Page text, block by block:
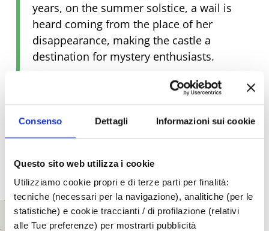
Consenso Dettagli Informazioni sui cookie
Questo sito web utilizza i cookie
Utilizziamo cookie propri e di terze parti per finalità:
tecniche (necessari per la navigazione), analitiche (per le
statistiche) e cookie traccianti / di profilazione (relativi
alle Tue preferenze) per mostrarti pubblicità
years, on the summer solstice, a wail is
heard coming from the place of her
disappearance, making the castle a
destination for mystery enthusiasts.
Comfortable shoes, you can walk from
Torriana to the Sanctuary of Saiano
Nearby is the Torriana and Montebello
Nature Observatory and Fauna Oasis
+